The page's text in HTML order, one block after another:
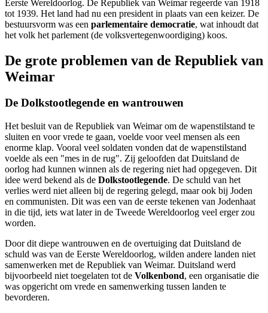
Eerste Wereldoorlog. De Republiek van Weimar regeerde van 1918
tot 1939. Het land had nu een president in plaats van een keizer. De
bestuursvorm was een parlementaire democratie, wat inhoudt dat
het volk het parlement (de volksvertegenwoordiging) koos.
De grote problemen van de Republiek van
Weimar
De Dolkstootlegende en wantrouwen
Het besluit van de Republiek van Weimar om de wapenstilstand te
sluiten en voor vrede te gaan, voelde voor veel mensen als een
enorme klap. Vooral veel soldaten vonden dat de wapenstilstand
voelde als een "mes in de rug". Zij geloofden dat Duitsland de
oorlog had kunnen winnen als de regering niet had opgegeven. Dit
idee werd bekend als de Dolkstootlegende. De schuld van het
verlies werd niet alleen bij de regering gelegd, maar ook bij Joden
en communisten. Dit was een van de eerste tekenen van Jodenhaat
in die tijd, iets wat later in de Tweede Wereldoorlog veel erger zou
worden.
Door dit diepe wantrouwen en de overtuiging dat Duitsland de
schuld was van de Eerste Wereldoorlog, wilden andere landen niet
samenwerken met de Republiek van Weimar. Duitsland werd
bijvoorbeeld niet toegelaten tot de Volkenbond, een organisatie die
was opgericht om vrede en samenwerking tussen landen te
bevorderen.